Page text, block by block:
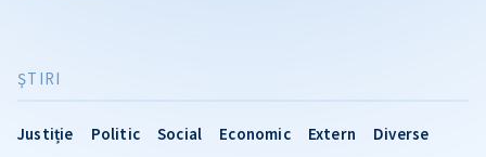
ŞTIRI
Justiție Politic Social Economic Extern Diverse